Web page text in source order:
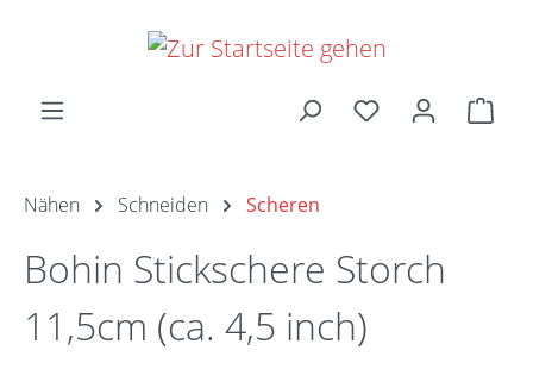
Zum Hauptinhalt springen
Nähen Schneiden Scheren
Bohin Stickschere Storch
11,5cm (ca. 4,5 inch)